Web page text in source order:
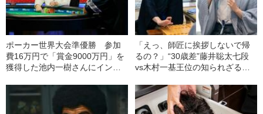
ポーカー世界大会準優勝 参加
費16万円で「賞金9000万円」を
獲得した池内一樹さんにインタ
「えっ、師匠に挨拶しないで帰
るの？」“30歳差”藤井聡太七段
vs木村一基王位の知られざる舞